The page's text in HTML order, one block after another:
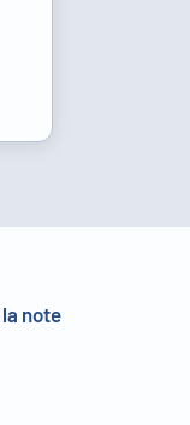
note